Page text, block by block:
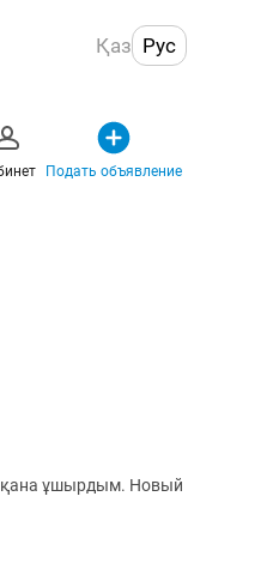
Қаз Рус
Подать объявление
қана ұшырдым. Новый